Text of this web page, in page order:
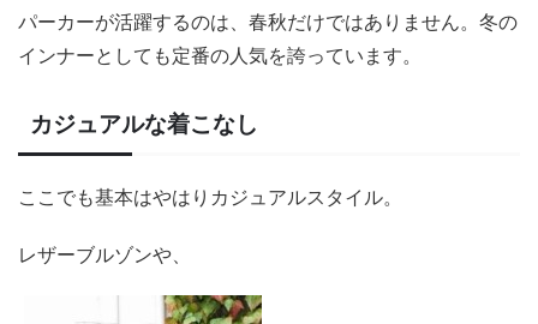
パーカーが活躍するのは、春秋だけではありません。冬の
インナーとしても定番の人気を誇っています。
カジュアルな着こなし
ここでも基本はやはりカジュアルスタイル。
レザーブルゾンや、